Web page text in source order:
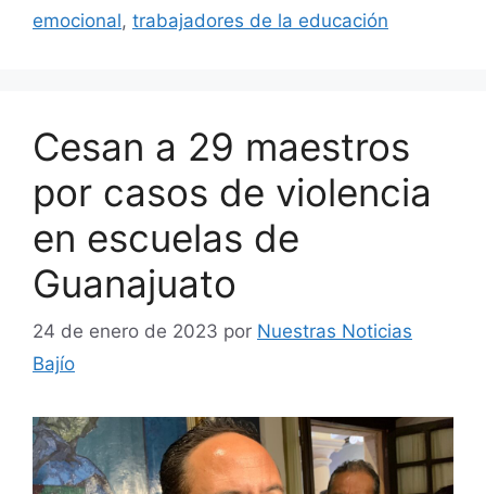
emocional, trabajadores de la educación
Cesan a 29 maestros
por casos de violencia
en escuelas de
Guanajuato
24 de enero de 2023 por Nuestras Noticias
Bajío